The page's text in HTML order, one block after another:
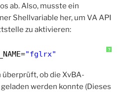
ab. Also, musste ein
Shellvariable her, um VA API
zu aktivieren:
?
"fglrx"
überprüft, ob die XvBA-
werden konnte (Dieses